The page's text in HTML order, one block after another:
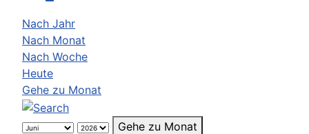
Nach Jahr
Nach Monat
Nach Woche
Heute
Gehe zu Monat
Gehe zu Monat